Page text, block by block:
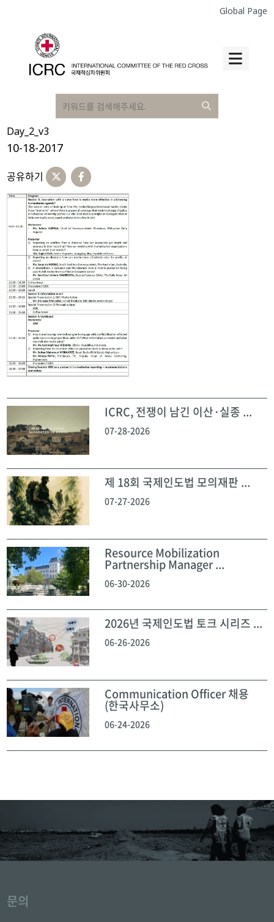
Global Page
Day_2_v3
10-18-2017
공유하기
ICRC, 전쟁이 남긴 이산·실종 ...
07-28-2026
제 18회 국제인도법 모의재판 ...
07-27-2026
Resource Mobilization
Partnership Manager ...
06-30-2026
2026년 국제인도법 토크 시리즈 ...
06-26-2026
Communication Officer 채용
(한국사무소)
06-24-2026
문의